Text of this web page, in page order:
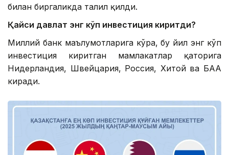
билан биргаликда таҳлил қилди.
Қайси давлат энг кўп инвестиция киритди?
Миллий банк маълумотларига кўра, бу йил энг кўп
инвестиция киритган мамлакатлар қаторига
Нидерландия, Швейцария, Россия, Хитой ва БАА
киради.